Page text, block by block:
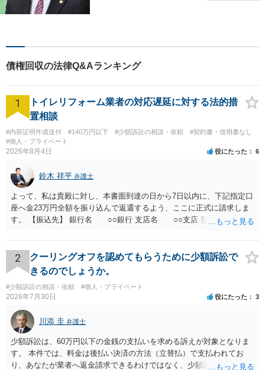
債権回収の法律Q&Aランキング
1
トイレリフォーム業者の対応遅延に対する法的措
置相談
#内容証明作成送付 #140万円以下 #少額訴訟の相談・依頼
#契約書・借用書なし
#個人・プライベート
2026年8月4日 役にたった 6
鈴木 祥平 弁護士
よって、私は貴殿に対し、本書面到達の日から7日以内に、下記指定口
座へ金23万円全額を振り込んで返還するよう、ここに正式に請求しま
す。 【振込先】 銀行名 ○○銀行 支店名 ○○支店 預金種別 普通
されない場合には、貴殿には任意に返金する意思がないものと判断
し、やむを得ず、返還金23万円及びこれに対する遅延損害金の支払い
を求める民事訴訟、支払督促その他必要な法的手続を直ちに講じま
す。 その際には、訴訟に要する費用その他法令上認められる金員につ
いても併せて請求する予定ですので、あらかじめ申し添えます。 本件
は、貴殿自らが契約を解約したことによって生じた返還義務の履行を
求めるものにすぎません。貴殿の仕入先との取引関係や返金時期など
の内部事情は、私に対する返還義務の発生や履行時期には何ら影響を
及ぼすものではありません。 これ以上、本件の解決を不必要に遅延さ
せることなく、誠意をもって速やかに返金手続を履行されるよう、強
く求めます。 以上
2
クーリングオフを認めてもらうために少額訴訟で
きるのでしょうか。
#少額訴訟の相談・依頼 #個人・プライベート
2026年7月30日 役にたった 3
川添 圭 弁護士
少額訴訟は、60万円以下の金銭の支払いを求める訴えが対象となりま
す。 本件では、料金は後払い決済の方法（立替払）で支払われてお
り、あなたが業者へ返金請求できるわけではなく、少額訴訟は使えな